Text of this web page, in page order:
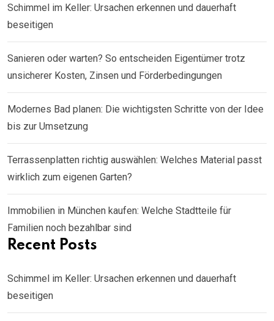
Schimmel im Keller: Ursachen erkennen und dauerhaft
beseitigen
Sanieren oder warten? So entscheiden Eigentümer trotz
unsicherer Kosten, Zinsen und Förderbedingungen
Modernes Bad planen: Die wichtigsten Schritte von der Idee
bis zur Umsetzung
Terrassenplatten richtig auswählen: Welches Material passt
wirklich zum eigenen Garten?
Immobilien in München kaufen: Welche Stadtteile für
Familien noch bezahlbar sind
Recent Posts
Schimmel im Keller: Ursachen erkennen und dauerhaft
beseitigen